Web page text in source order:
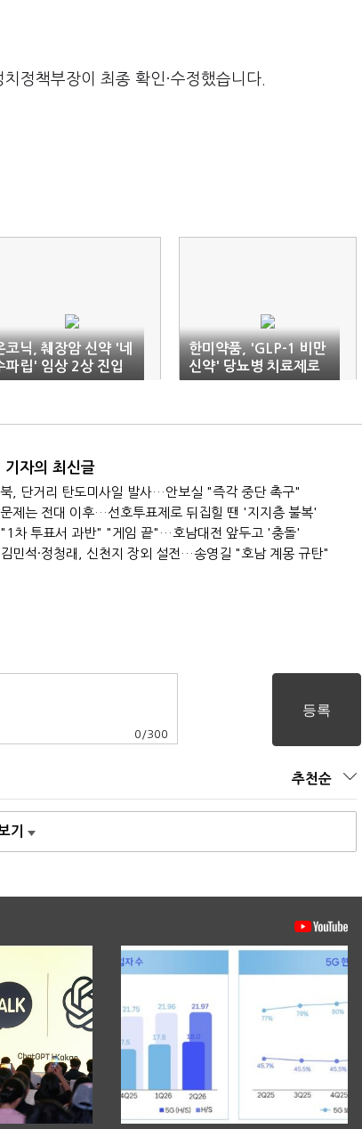
정책부장이 최종 확인·수정했습니다.
코닉, 췌장암 신약 '네
파립' 임상 2상 진입
한미약품, 'GLP-1 비만
신약' 당뇨병 치료제로
확장
기자의 최신글
북, 단거리 탄도미사일 발사…안보실 "즉각 중단 촉구"
문제는 전대 이후…선호투표제로 뒤집힐 땐 '지지층 불복'
"1차 투표서 과반" "게임 끝"…호남대전 앞두고 '충돌'
김민석·정청래, 신천지 장외 설전…송영길 "호남 계몽 규탄"
0 /300
추천순
기